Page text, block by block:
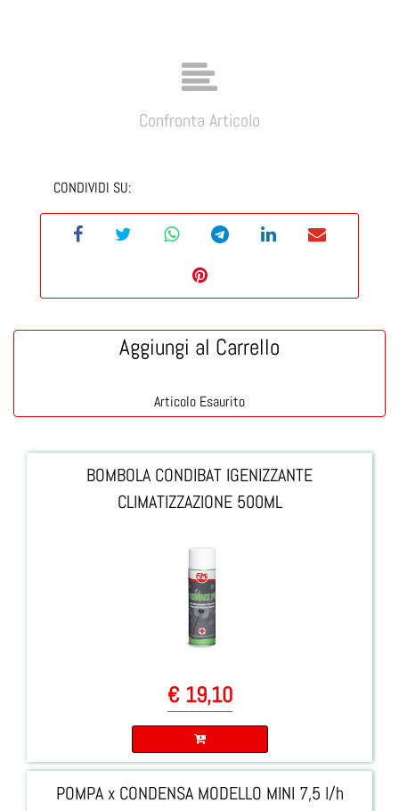
Confronta Articolo
CONDIVIDI SU:
Aggiungi al Carrello
Articolo Esaurito
BOMBOLA CONDIBAT IGENIZZANTE
CLIMATIZZAZIONE 500ML
€ 19,10
POMPA x CONDENSA MODELLO MINI 7,5 l/h